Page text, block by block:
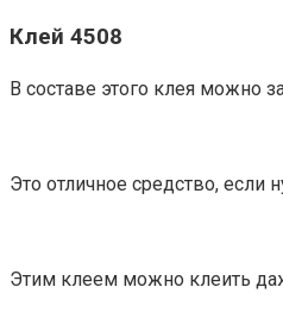
Клей 4508
В составе этого клея можно
Это отличное средство,
Этим клеем можно клеить